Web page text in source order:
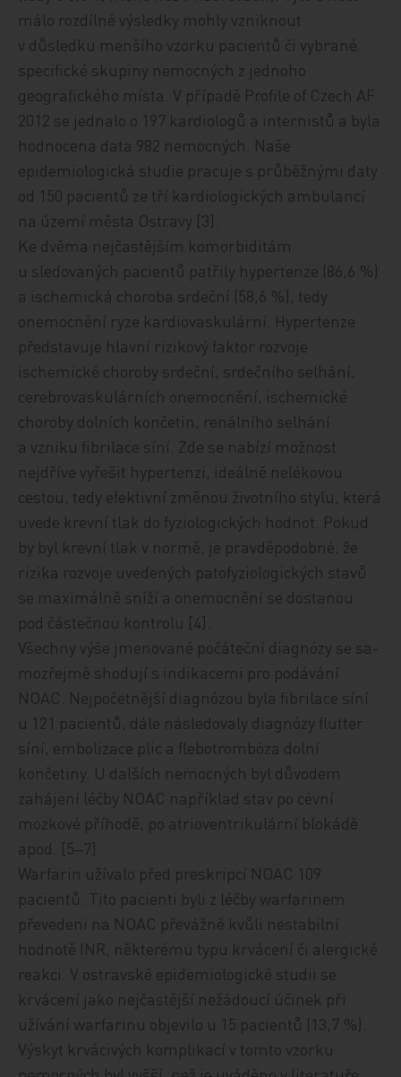
málo rozdílné výsledky mohly vzniknout
v důsledku menšího vzorku pacientů či vybrané
specifické skupiny nemocných z jednoho
geografického místa . V případě Profile of Czech AF
2012 se jednalo o 197 kardiologů a internistů a byla
hodnocena data 982 nemocných. Naše
epidemiologická studie pracuje s průběžnými daty
od 150 pacientů ze tří kardiologických ambulancí
na území města Ostravy [3].
Ke dvěma nejčastějším komorbiditám
u sledovaných pacientů patřily hypertenze (86,6 %)
a ischemická choroba srdeční (58,6 %), tedy
onemocnění ryze kardiovaskulární. Hypertenze
představuje hlavní rizikový faktor rozvoje
ischemické choroby srdeční, srdečního selhání,
cerebrovaskulárních onemocnění, ischemické
choroby dolních končetin, renálního selhání
a vzniku fibrilace síní. Zde se nabízí možnost
nejdříve vyřešit hypertenzi, ideálně nelékovou
cestou, tedy efektivní změnou životního stylu, která
uvede krevní tlak do fyziologických hodnot. Pokud
by byl krevní tlak v normě, je pravděpodobné, že
rizika rozvoje uvedených patofyziologických stavů
se maximálně sníží a onemocnění se dostanou
pod částečnou kontrolu [4].
Všechny výše jmenované počáteční diagnózy se sa­
mo­z­řej­mě shodují s indikacemi pro podávání
NOAC. Nejpočetnější diagnózou byla fibrilace síní
u 121 pacientů, dále následovaly diagnózy flutter
síní, embolizace plic a flebotrombóza dolní
končetiny. U dalších nemocných byl důvodem
zahájení léčby NOAC například stav po cévní
mozkové příhodě, po atrioventrikulární blokádě
apod. [5‒7].
Warfarin užívalo před preskripcí NOAC 109
pacientů. Tito pacienti byli z léčby warfarinem
převedeni na NOAC převážně kvůli nestabilní
hodnotě INR, některému typu krvácení či alergické
reakci. V ostravské epidemiologické studii se
krvácení jako nejčastější nežádoucí účinek při
užívání warfarinu objevilo u 15 pacientů (13,7 %).
Výskyt krvácivých komplikací v tomto vzorku